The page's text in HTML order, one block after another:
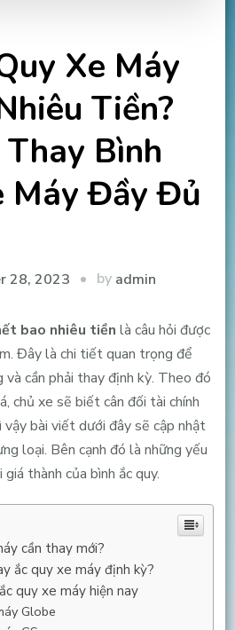
Xe Máy
Tiền?
Bình
Máy Đầy Đủ
28, 2023 by admin
bao nhiêu tiền là câu hỏi được
Đây là chi tiết quan trọng để
cần phải thay định kỳ. Theo đó
chủ xe sẽ biết cân đối tài chính
bài viết dưới đây sẽ cập nhật
loại. Bên cạnh đó là những yếu
thành của bình ắc quy.
cần thay mới?
ắc quy xe máy định kỳ?
quy xe máy hiện nay
Globe